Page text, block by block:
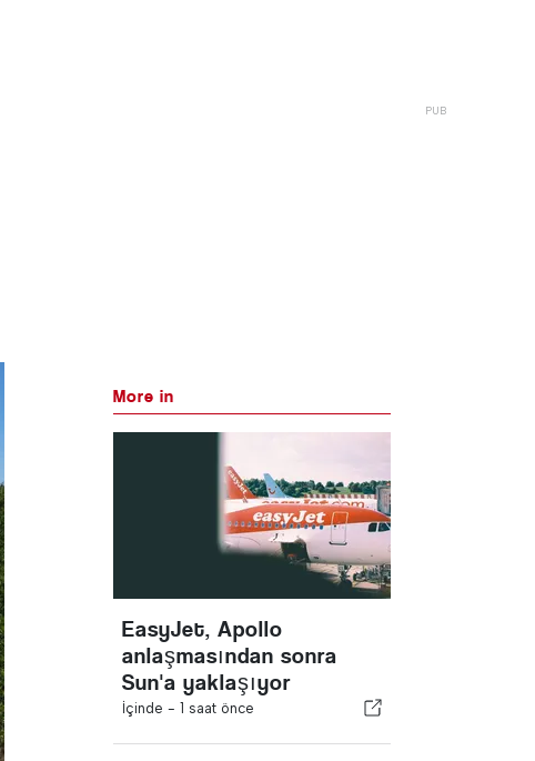
More in
EasyJet, Apollo
anlaşmasından sonra
Sun'a yaklaşıyor
İçinde - 1 saat önce